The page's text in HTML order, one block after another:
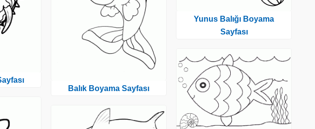
Balık Boyama Sayfası
Yunus Balığı Boyama
Sayfası